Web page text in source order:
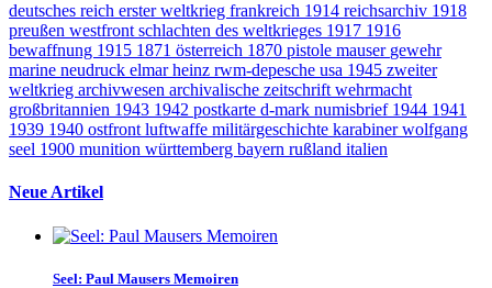
deutsches reich erster weltkrieg frankreich 1914 reichsarchiv 1918
preußen westfront schlachten des weltkrieges 1917 1916
bewaffnung 1915 1871 österreich 1870 pistole mauser gewehr
marine neudruck elmar heinz rwm-depesche usa 1945 zweiter
weltkrieg archivwesen archivalische zeitschrift wehrmacht
großbritannien 1943 1942 postkarte d-mark numisbrief 1944 1941
1939 1940 ostfront luftwaffe militärgeschichte karabinerwolfgang
seel 1900 munition württemberg bayern rußland italien
Neue Artikel
Seel: Paul Mausers Memoiren